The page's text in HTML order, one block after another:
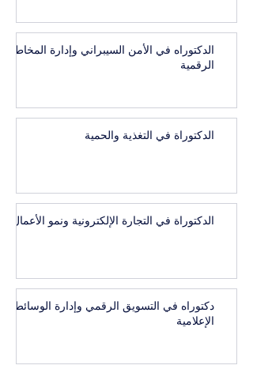
الدكتوراه في الأمن السيبراني وإدارة المخاطر
الرقمية
الدكتوراة في التغذية والحمية
الدكتوراة في التجارة الإلكترونية ونمو الأعمال
دكتوراه في التسويق الرقمي وإدارة الوسائط
الإعلامية